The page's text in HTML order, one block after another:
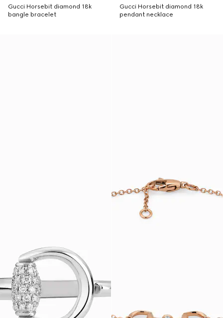
Gucci Horsebit diamond 18k
bangle bracelet
Gucci Horsebit diamond 18k
pendant necklace